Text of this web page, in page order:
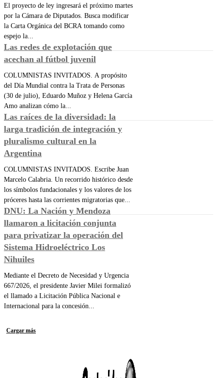
El proyecto de ley ingresará el próximo martes
por la Cámara de Diputados. Busca modificar
la Carta Orgánica del BCRA tomando como
espejo la...
Las redes de explotación que
acechan al fútbol juvenil
COLUMNISTAS INVITADOS. A propósito
del Día Mundial contra la Trata de Personas
(30 de julio), Eduardo Muñoz y Helena García
Amo analizan cómo la...
Las raíces de la diversidad: la
larga tradición de integración y
pluralismo cultural en la
Argentina
COLUMNISTAS INVITADOS. Escribe Juan
Marcelo Calabria. Un recorrido histórico desde
los símbolos fundacionales y los valores de los
próceres hasta las corrientes migratorias que...
DNU: La Nación y Mendoza
llamaron a licitación conjunta
para privatizar la operación del
Sistema Hidroeléctrico Los
Nihuiles
Mediante el Decreto de Necesidad y Urgencia
667/2026, el presidente Javier Milei formalizó
el llamado a Licitación Pública Nacional e
Internacional para la concesión...
Cargar más